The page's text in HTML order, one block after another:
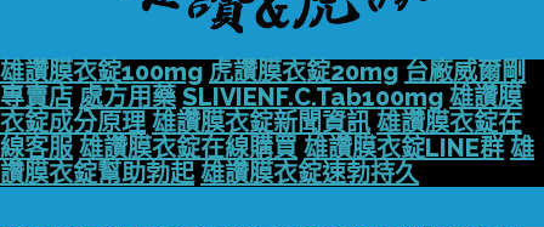
雄讚膜衣錠100mg 虎讚膜衣錠20mg 台廠威爾剛
專賣店 處方用藥 SLIVIENF.C.Tab100mg 雄讚膜
衣錠成分原理 雄讚膜衣錠新聞資訊 雄讚膜衣錠在
線客服 雄讚膜衣錠在線購買 雄讚膜衣錠LINE群 雄
讚膜衣錠幫助勃起 雄讚膜衣錠速勃持久